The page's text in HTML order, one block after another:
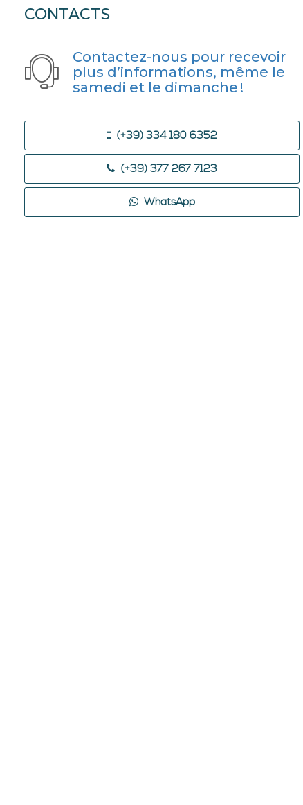
CONTACTS
Contactez-nous pour recevoir
plus d’informations, même le
samedi et le dimanche !
(+39) 334 180 6352
(+39) 377 267 7123
WhatsApp